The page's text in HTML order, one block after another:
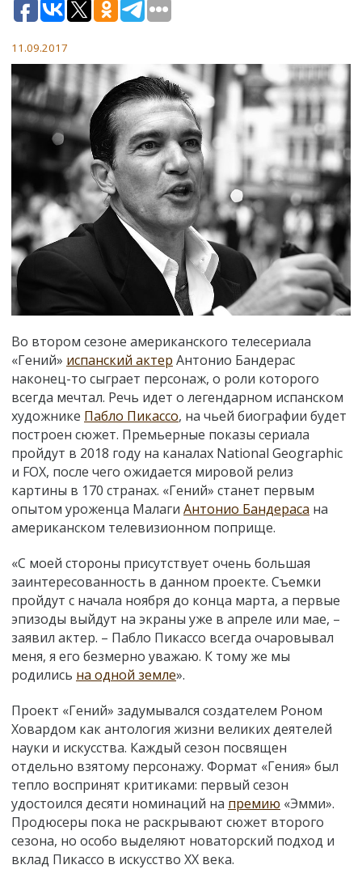
11.09.2017
Во втором сезоне американского телесериала
«Гений» испанский актер Антонио Бандерас
наконец-то сыграет персонаж, о роли которого
всегда мечтал. Речь идет о легендарном испанском
художнике Пабло Пикассо, на чьей биографии будет
построен сюжет. Премьерные показы сериала
пройдут в 2018 году на каналах National Geographic
и FOX, после чего ожидается мировой релиз
картины в 170 странах. «Гений» станет первым
опытом уроженца Малаги Антонио Бандераса на
американском телевизионном поприще.
«С моей стороны присутствует очень большая
заинтересованность в данном проекте. Съемки
пройдут с начала ноября до конца марта, а первые
эпизоды выйдут на экраны уже в апреле или мае, –
заявил актер. – Пабло Пикассо всегда очаровывал
меня, я его безмерно уважаю. К тому же мы
родились на одной земле».
Проект «Гений» задумывался создателем Роном
Ховардом как антология жизни великих деятелей
науки и искусства. Каждый сезон посвящен
отдельно взятому персонажу. Формат «Гения» был
тепло воспринят критиками: первый сезон
удостоился десяти номинаций на премию «Эмми».
Продюсеры пока не раскрывают сюжет второго
сезона, но особо выделяют новаторский подход и
вклад Пикассо в искусство XX века.